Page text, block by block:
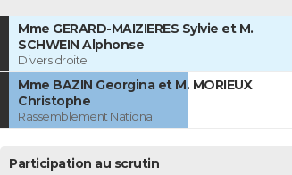
Mme GERARD-MAIZIERES Sylvie et M.
SCHWEIN Alphonse
Divers droite
Mme BAZIN Georgina et M. MORIEUX
Christophe
Rassemblement National
Participation au scrutin